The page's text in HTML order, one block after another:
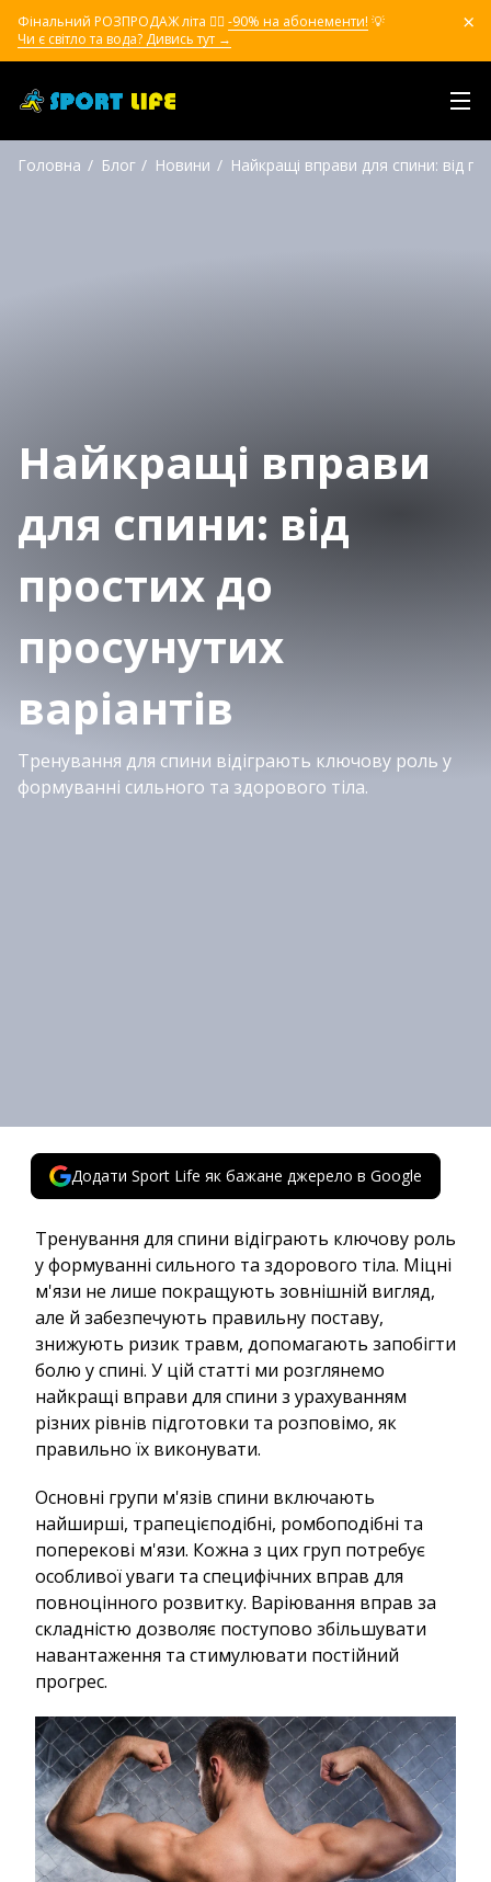
Фінальний РОЗПРОДАЖ літа ❤️‍🔥 -90% на абонементи! 💡
Чи є світло та вода? Дивись тут →
Головна Блог Новини Найкращі вправи для спини: від
Найкращі вправи
для спини: від
простих до
просунутих
варіантів
Тренування для спини відіграють ключову роль у
формуванні сильного та здорового тіла.
Додати Sport Life як бажане джерело в Google
Тренування для спини відіграють ключову роль
у формуванні сильного та здорового тіла. Міцні
м'язи не лише покращують зовнішній вигляд,
але й забезпечують правильну поставу,
знижують ризик травм, допомагають запобігти
болю у спині. У цій статті ми розглянемо
найкращі вправи для спини з урахуванням
різних рівнів підготовки та розповімо, як
правильно їх виконувати.
Основні групи м'язів спини включають
найширші, трапецієподібні, ромбоподібні та
поперекові м'язи. Кожна з цих груп потребує
особливої ​​уваги та специфічних вправ для
повноцінного розвитку. Варіювання вправ за
складністю дозволяє поступово збільшувати
навантаження та стимулювати постійний
прогрес.